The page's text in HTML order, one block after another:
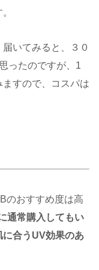
いてみると、３０
ったのですが、1
すので、コスパは
のおすすめ度は高
通常購入してもい
に合うUV効果のあ